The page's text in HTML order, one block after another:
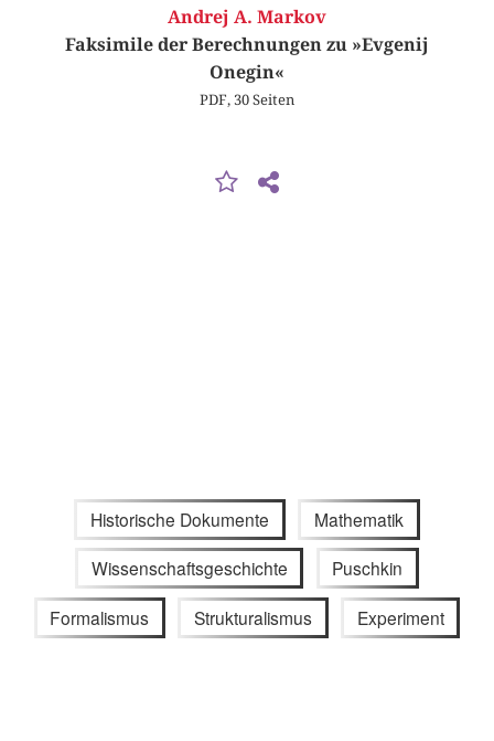
Andrej A. Markov
Faksimile der Berechnungen zu »Evgenij
Onegin«
PDF, 30 Seiten
Historische Dokumente Mathematik
Wissenschaftsgeschichte Puschkin
Formalismus Strukturalismus Experiment